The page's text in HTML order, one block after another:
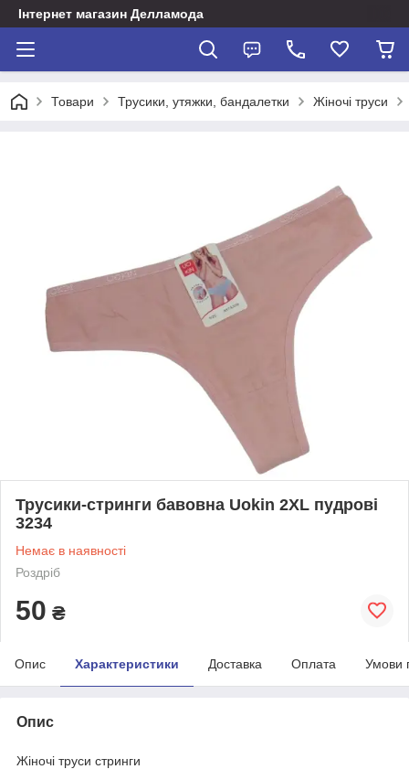
Інтернет магазин Делламода
Товари Трусики, утяжки, бандалетки Жіночі труси
Трусики-стринги бавовна Uokin 2XL пудрові
3234
Немає в наявності
Роздріб
50 ₴
Опис Характеристики Доставка Оплата Умови
Опис
Жіночі труси стринги